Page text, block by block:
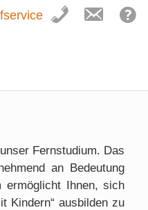
Fernstudium. Das
an Bedeutung
ermöglicht Ihnen, sich
Kindern“ ausbilden zu